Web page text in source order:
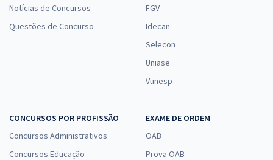
Notícias de Concursos
Questões de Concurso
FGV
Idecan
Selecon
Uniase
Vunesp
CONCURSOS POR PROFISSÃO
Concursos Administrativos
Concursos Educação
EXAME DE ORDEM
OAB
Prova OAB